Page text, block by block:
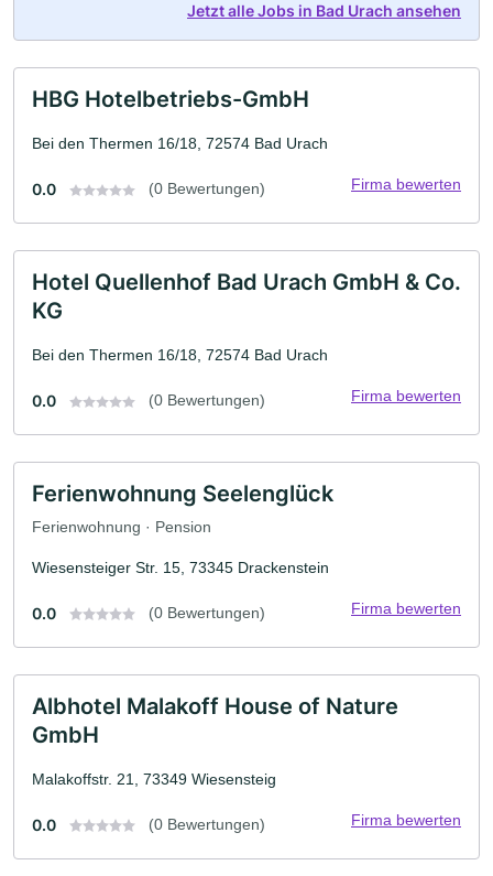
Jetzt alle Jobs in Bad Urach ansehen
HBG Hotelbetriebs-GmbH
Bei den Thermen 16/18, 72574 Bad Urach
0.0 (0 Bewertungen) Firma bewerten
Hotel Quellenhof Bad Urach GmbH & Co.
KG
Bei den Thermen 16/18, 72574 Bad Urach
0.0 (0 Bewertungen) Firma bewerten
Ferienwohnung Seelenglück
Ferienwohnung · Pension
Wiesensteiger Str. 15, 73345 Drackenstein
0.0 (0 Bewertungen) Firma bewerten
Albhotel Malakoff House of Nature
GmbH
Malakoffstr. 21, 73349 Wiesensteig
0.0 (0 Bewertungen) Firma bewerten